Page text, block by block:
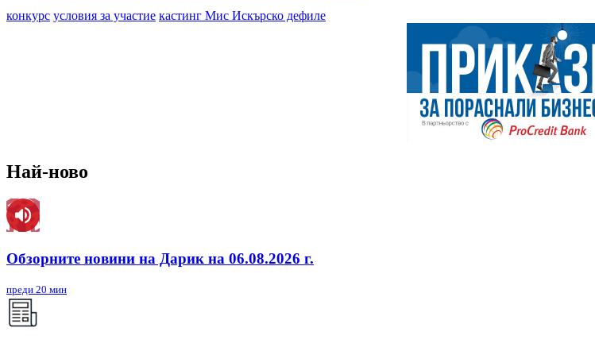
конкурс условия за участие кастинг Мис Искърско дефиле
Най-ново
Обзорните новини на Дарик на 06.08.2026 г.
преди 20 мин